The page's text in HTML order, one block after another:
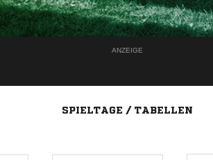
ANZEIGE
SPIELTAGE / TABELLEN